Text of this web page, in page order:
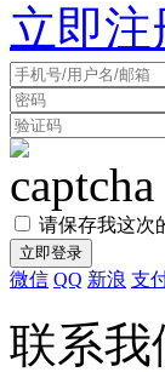
立即注
请保存我这次
微信 QQ 新浪 支
联系我